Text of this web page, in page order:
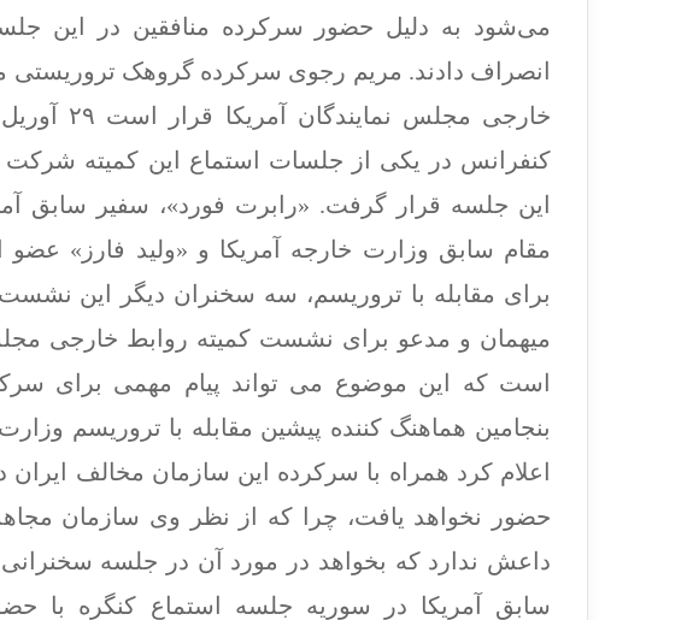
می‌شود به دلیل حضور سرکرده منافقین در این
انصراف دادند. مریم رجوی سرکرده گروهک تروریستی
کنفرانس در یکی از جلسات استماع این کمیته شرکت
این جلسه قرار گرفت. «رابرت فورد»، سفیر سابق
مقام سابق وزارت خارجه آمریکا و «ولید فارز» عضو
برای مقابله با تروریسم، سه سخنران دیگر این
میهمان و مدعو برای نشست کمیته روابط خارجی مجلس
است که این موضوع می تواند پیام مهمی برای
بنجامین هماهنگ کننده پیشین مقابله با تروریسم
اعلام کرد همراه با سرکرده این سازمان مخالف
حضور نخواهد یافت، چرا که از نظر وی سازمان
داعش ندارد که بخواهد در مورد آن در جلسه
سابق آمریکا در سوریه جلسه استماع کنگره با